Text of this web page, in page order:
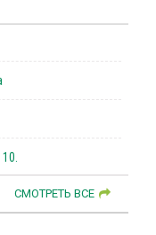
СМОТРЕТЬ ВСЕ